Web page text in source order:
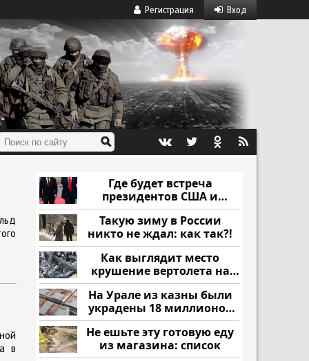
Вход
Регистрация
в
Где будет встреча
президентов США и
России: Европа?
Такую зиму в России
никто не ждал: как так?!
Как выглядит место
крушение вертолета на
Кавказе: смотреть
На Урале из казны были
украдены 18 миллионов
рублей
Не ешьте эту готовую еду
из магазина: список